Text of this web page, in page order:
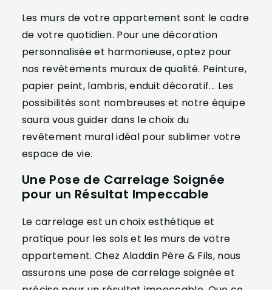
Les murs de votre appartement sont le cadre
de votre quotidien. Pour une décoration
personnalisée et harmonieuse, optez pour
nos revêtements muraux de qualité. Peinture,
papier peint, lambris, enduit décoratif... Les
possibilités sont nombreuses et notre équipe
saura vous guider dans le choix du
revêtement mural idéal pour sublimer votre
espace de vie.
Une Pose de Carrelage Soignée
pour un Résultat Impeccable
Le carrelage est un choix esthétique et
pratique pour les sols et les murs de votre
appartement. Chez Aladdin Père & Fils, nous
assurons une pose de carrelage soignée et